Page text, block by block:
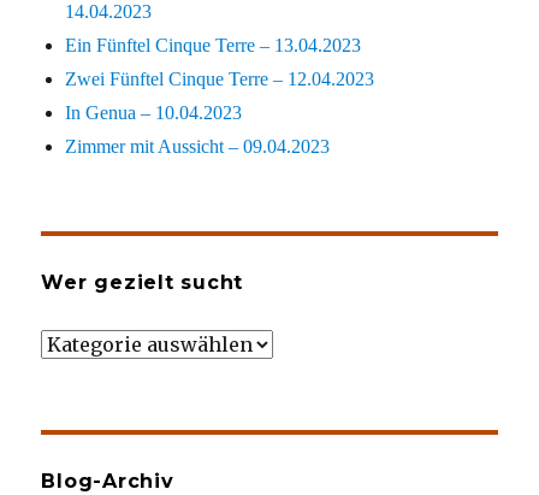
14.04.2023
Ein Fünftel Cinque Terre – 13.04.2023
Zwei Fünftel Cinque Terre – 12.04.2023
In Genua – 10.04.2023
Zimmer mit Aussicht – 09.04.2023
Wer gezielt sucht
Wer
Blog-Archiv